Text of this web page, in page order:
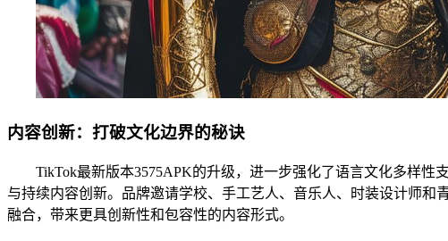
内容创新：打破文化边界的秘诀
TikTok最新版本3575APK的升级，进一步强化了语言文化多样性
与持续内容创新。品牌邀请学校、手工艺人、音乐人、时装设计师
融合，带来更具创新性和包容性的内容形式。